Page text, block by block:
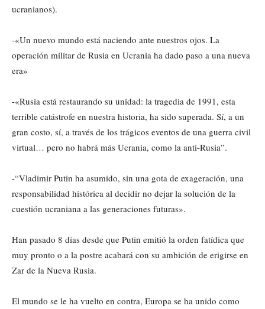
ucranianos).
-«Un nuevo mundo está naciendo ante nuestros ojos. La
operación militar de Rusia en Ucrania ha dado paso a una nueva
era»
-«Rusia está restaurando su unidad: la tragedia de 1991, esta
terrible catástrofe en nuestra historia, ha sido superada. Sí, a un
gran costo, sí, a través de los trágicos eventos de una guerra civil
virtual… pero no habrá más Ucrania, como la anti-Rusia”.
-“Vladimir Putin ha asumido, sin una gota de exageración, una
responsabilidad histórica al decidir no dejar la solución de la
cuestión ucraniana a las generaciones futuras».
Han pasado 8 días desde que Putin emitió la orden fatídica que
muy pronto o a la postre acabará con su ambición de erigirse en
Zar de la Nueva Rusia.
El mundo se le ha vuelto en contra, Europa se ha unido como